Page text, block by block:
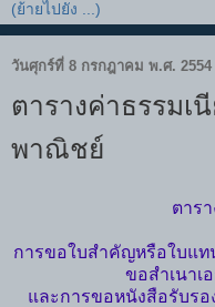
วันศุกร์ที่ 8 กรกฎาคม พ.ศ. 2554
ตารางค่าธรรมเ
พาณิชย์
ตาร
การขอใบสำคัญหรือใบแท
ขอสำเนาเ
และการขอหนังสือรับร